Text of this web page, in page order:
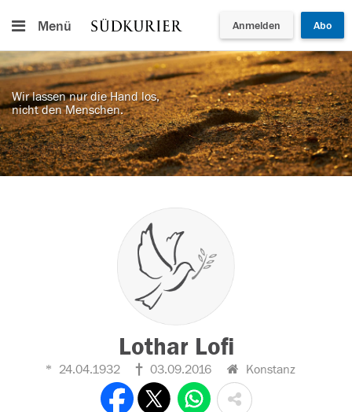
Menü Anmelden Abo
Wir lassen nur die Hand los,
nicht den Menschen.
Lothar Lofi
24.04.1932 03.09.2016 Konstanz